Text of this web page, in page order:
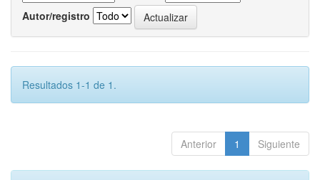
Autor/registro
Resultados 1-1 de 1.
Anterior 1 Siguiente